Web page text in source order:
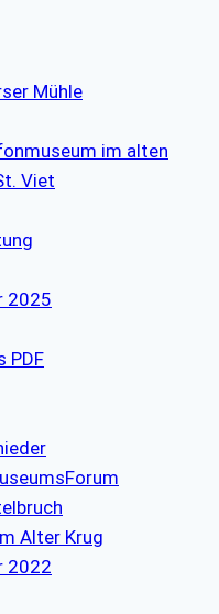
Mühle
im alten
Viet
2025
PDF
Alter Krug
2022